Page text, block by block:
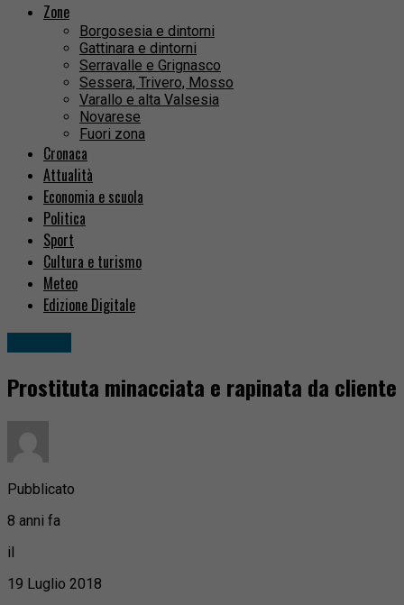
Zone
Borgosesia e dintorni
Gattinara e dintorni
Serravalle e Grignasco
Sessera, Trivero, Mosso
Varallo e alta Valsesia
Novarese
Fuori zona
Cronaca
Attualità
Economia e scuola
Politica
Sport
Cultura e turismo
Meteo
Edizione Digitale
Prostituta minacciata e rapinata da cliente
Pubblicato
8 anni fa
il
19 Luglio 2018